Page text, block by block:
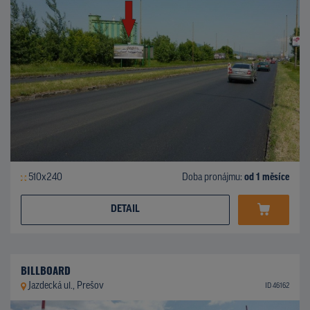
510x240 Doba pronájmu: od 1 měsíce
DETAIL
BILLBOARD
Jazdecká ul., Prešov ID 46162